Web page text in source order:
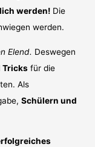
werden! Die
werden.
Elend. Deswegen
Tricks für die
Als
Schülern und